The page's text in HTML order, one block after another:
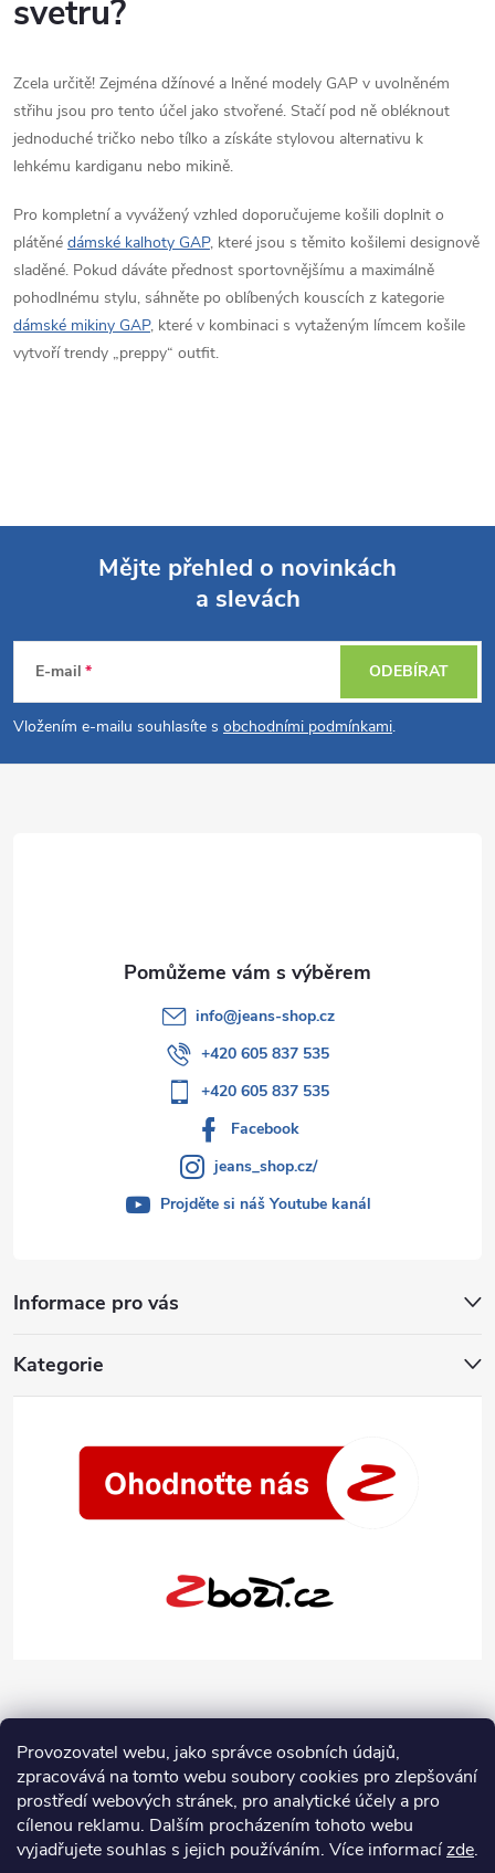
Provozovatel webu, jako správce osobních údajů,
zpracovává na tomto webu soubory cookies pro zlepšování
prostředí webových stránek, pro analytické účely a pro
cílenou reklamu. Dalším procházením tohoto webu
vyjadřujete souhlas s jejich používáním. Více informacízde.
svetru?
Zcela určitě! Zejména džínové a lněné modely GAP v uvolněném
střihu jsou pro tento účel jako stvořené. Stačí pod ně obléknout
jednoduché tričko nebo tílko a získáte stylovou alternativu k
lehkému kardiganu nebo mikině.
Pro kompletní a vyvážený vzhled doporučujeme košili doplnit o
plátěné dámské kalhoty GAP, které jsou s těmito košilemi designově
sladěné. Pokud dáváte přednost sportovnějšímu a maximálně
pohodlnému stylu, sáhněte po oblíbených kouscích z kategorie
dámské mikiny GAP, které v kombinaci s vytaženým límcem košile
vytvoří trendy „preppy“ outfit.
p
a
Mějte přehled o novinkách
a slevách
E-mail
Vložením e-mailu souhlasíte s obchodními podmínkami.
ODEBÍRAT
Informace pro vás
Kategorie
info@jeans-shop.cz
+420 605 837 535
+420 605 837 535
Facebook
jeans_shop.cz/
Projděte si náš Youtube kanál